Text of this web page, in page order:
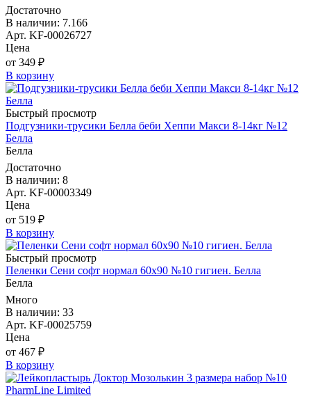
Достаточно
В наличии: 7.166
Арт. KF-00026727
Цена
от 349 ₽
В корзину
Быстрый просмотр
Подгузники-трусики Белла беби Хеппи Макси 8-14кг №12
Белла
Белла
Достаточно
В наличии: 8
Арт. KF-00003349
Цена
от 519 ₽
В корзину
Быстрый просмотр
Пеленки Сени софт нормал 60х90 №10 гигиен. Белла
Белла
Много
В наличии: 33
Арт. KF-00025759
Цена
от 467 ₽
В корзину